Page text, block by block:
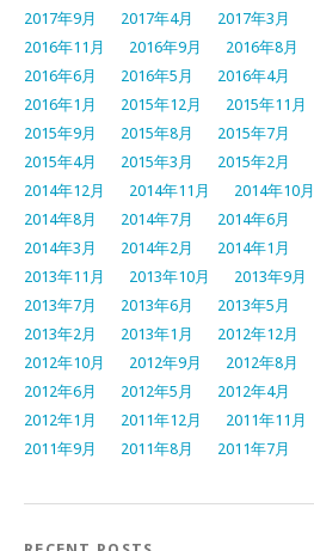
2017年9月
2017年4月 2017年3月
2016年11月
2016年9月 2016年8月
2016年6月
2016年5月 2016年4月
2016年1月
2015年12月 2015年11月
2015年9月
2015年8月 2015年7月
2015年4月
2015年3月 2015年2月
2014年12月
2014年11月 2014年10月
2014年8月
2014年7月 2014年6月
2014年3月
2014年2月 2014年1月
2013年11月
2013年10月 2013年9月
2013年7月
2013年6月 2013年5月
2013年2月
2013年1月 2012年12月
2012年10月
2012年9月 2012年8月
2012年6月
2012年5月 2012年4月
2012年1月
2011年12月 2011年11月
2011年9月
2011年8月 2011年7月